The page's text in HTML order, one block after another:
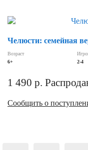
Челюсти: семейная
Возраст
6+
2-4
1 490 р.
Сообщить о